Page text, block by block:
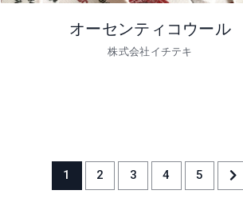
オーセンティコウール
株式会社イチテキ
1 2 3 4 5